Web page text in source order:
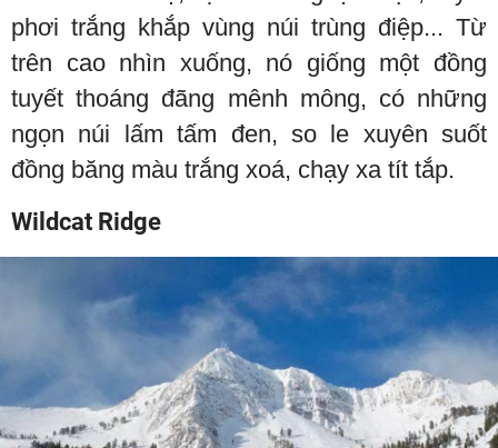
phơi trắng khắp vùng núi trùng điệp... Từ
trên cao nhìn xuống, nó giống một đồng
tuyết thoáng đãng mênh mông, có những
ngọn núi lấm tấm đen, so le xuyên suốt
đồng băng màu trắng xoá, chạy xa tít tắp.
Wildcat Ridge